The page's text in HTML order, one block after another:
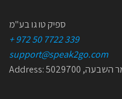
ספיק טו גו בע"מ
+ 972 50 7722 339
support@speak2go.com